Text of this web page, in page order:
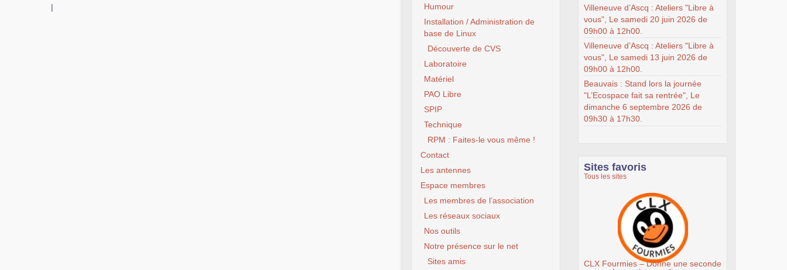
|
Humour
Installation / Administration de
base de Linux
Découverte de CVS
Laboratoire
Matériel
PAO Libre
SPIP
Technique
RPM : Faites-le vous même !
Contact
Les antennes
Espace membres
Les membres de l’association
Les réseaux sociaux
Nos outils
Notre présence sur le net
Sites amis
Villeneuve d’Ascq : Ateliers "Libre à
vous", Le samedi 20 juin 2026 de
09h00 à 12h00.
Villeneuve d’Ascq : Ateliers "Libre à
vous", Le samedi 13 juin 2026 de
09h00 à 12h00.
Beauvais : Stand lors la journée
"L’Ecospace fait sa rentrée", Le
dimanche 6 septembre 2026 de
09h30 à 17h30.
Sites favoris
Tous les sites
CLX Fourmies – Donne une seconde
Ateliers du Libre à Roubaix